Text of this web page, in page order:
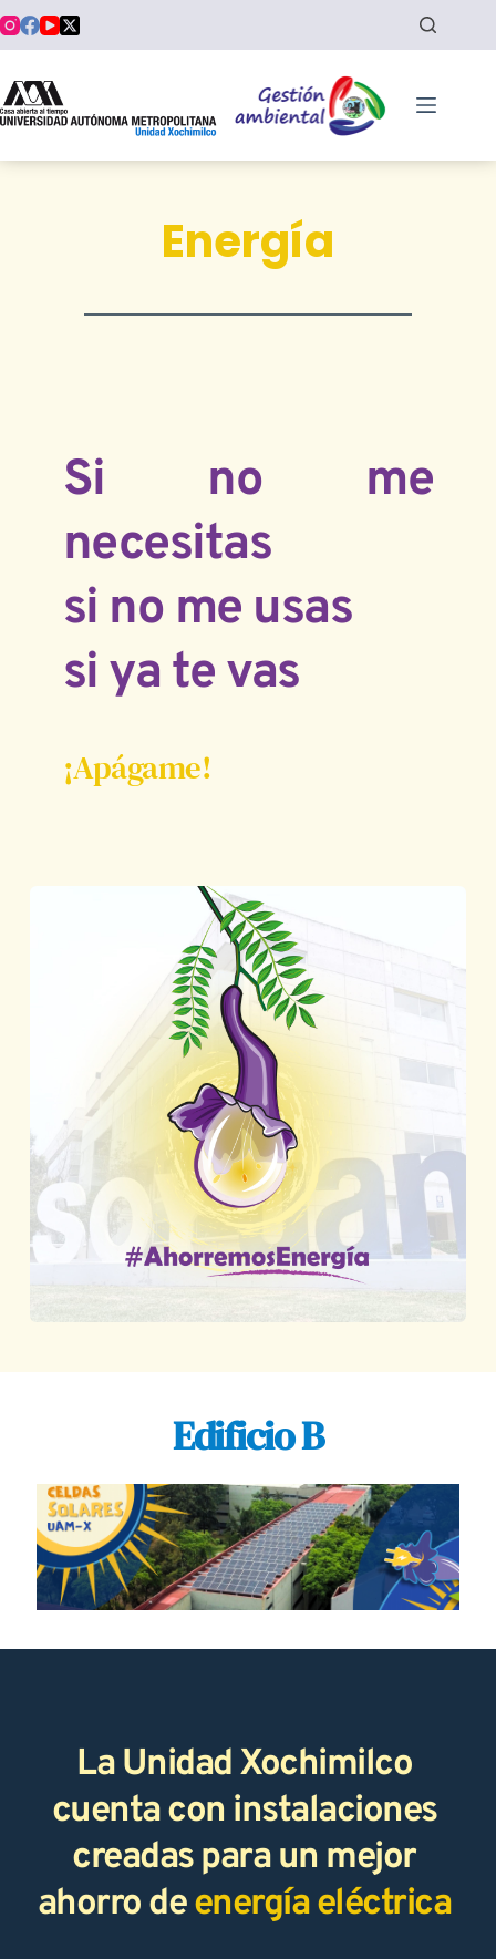
al
contenido
Energía
Si no me
necesitas
si no me usas
si ya te vas
¡Apágame!
Edificio B
La Unidad Xochimilco
cuenta con instalaciones
creadas para un mejor
ahorro de energía eléctrica